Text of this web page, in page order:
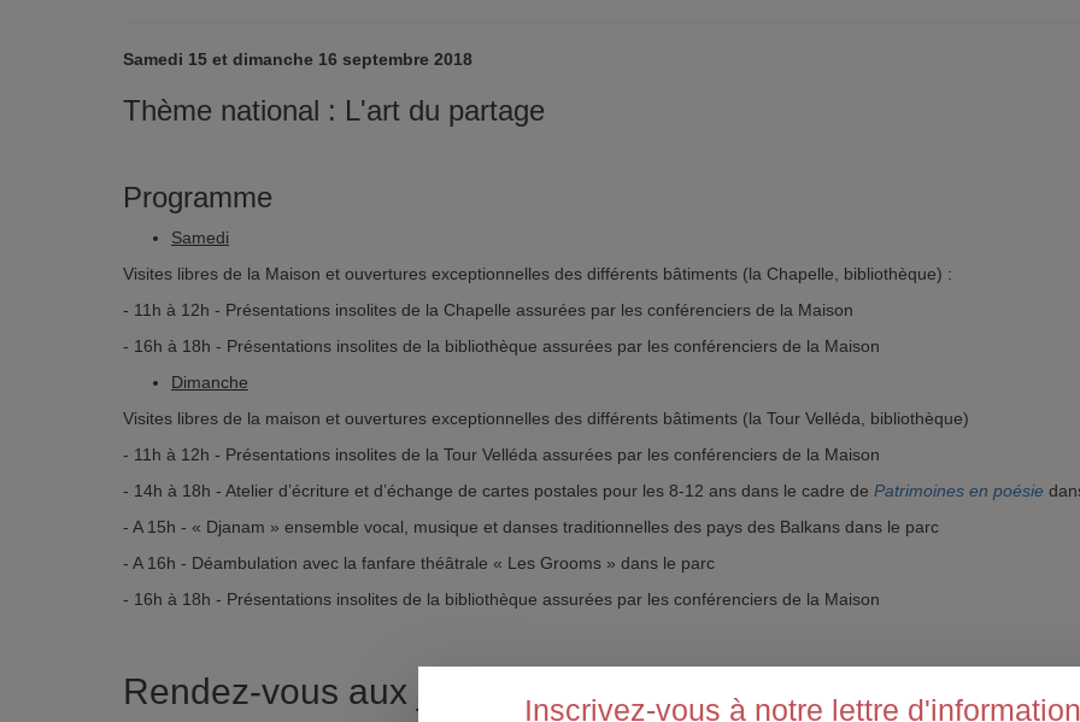
Inscrivez-vous à notre lettre d'information
Samedi 15 et dimanche 16 septembre 2018
Thème national : L'art du partage
Programme
Samedi
Visites libres de la Maison et ouvertures exceptionnelles des différents bâtiments (la Chapelle, bibliothèque) :
- 11h à 12h - Présentations insolites de la Chapelle assurées par les conférenciers de la Maison
- 16h à 18h - Présentations insolites de la bibliothèque assurées par les conférenciers de la Maison
Dimanche
Visites libres de la maison et ouvertures exceptionnelles des différents bâtiments (la Tour Velléda, bibliothèque)
- 11h à 12h - Présentations insolites de la Tour Velléda assurées par les conférenciers de la Maison
- 14h à 18h - Atelier d’écriture et d’échange de cartes postales pour les 8-12 ans dans le cadre de Patrimoines en poésie
- A 15h - « Djanam » ensemble vocal, musique et danses traditionnelles des pays des Balkans dans le parc
- A 16h - Déambulation avec la fanfare théâtrale « Les Grooms » dans le parc
- 16h à 18h - Présentations insolites de la bibliothèque assurées par les conférenciers de la Maison
Rendez-vous aux jardins 2018